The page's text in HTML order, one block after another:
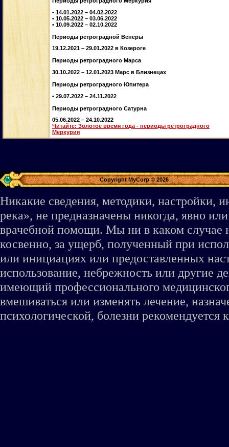
• 14.01.2022 – 04.02.2022
• 10.05.2022 – 03.06.2022
• 10.09.2022 – 02.10.2022
Периоды ретроградной Венеры
19.12.2021 – 29.01.2022 в Козероге
Периоды ретроградного Марса
30.10.2022 – 12.01.2023 Марс в Близнецах
Периоды ретроградного Юпитера
• 29.07.2022 – 24.11.2022
Периоды ретроградного Сатурна
05.06.2022 – 24.10.2022
Читайте: Золотое время года - периоды ретроградного
Меркурия
Copyright MyCorp © 2026
Никакие сведения, методики, настройки,
река», не предназначены никогда, явно
врачебной помощи. Мы ни в каком случае
косвенно, за ущерб, полученный при
или инициациях или предоставленных
использование, небрежность или другие
имеющий профессионального
вмешиваться или изменять лечение,
психологической, болезни рекомендуется